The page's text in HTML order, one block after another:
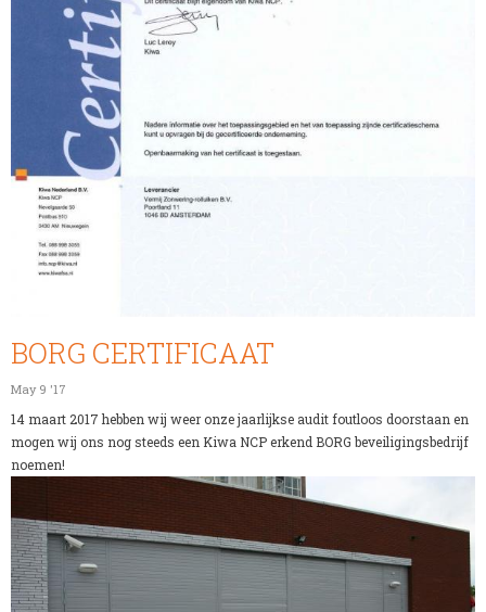
BORG CERTIFICAAT
May 9 '17
14 maart 2017 hebben wij weer onze jaarlijkse audit foutloos doorstaan en
mogen wij ons nog steeds een Kiwa NCP erkend BORG beveiligingsbedrijf
noemen!